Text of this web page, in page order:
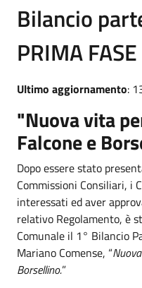
Bilancio
PRIMA FASE
Ultimo aggiornamento:
"Nuova vita
Falcone e
Dopo essere stato
Commissioni Consiliari, i
interessati ed aver
relativo Regolamento, è
Comunale il 1° Bilancio
Mariano Comense, “
Borsellino.”